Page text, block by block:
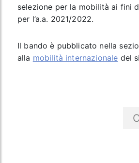
selezione per la mobilità ai fini
per l’a.a. 2021/2022.
Il bando è pubblicato nella
alla mobilità internazionale del